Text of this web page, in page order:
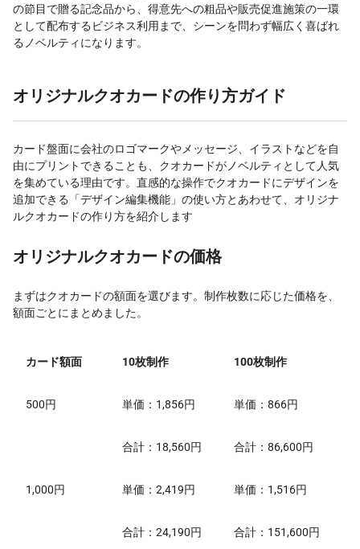
の節目で贈る記念品から、得意先への粗品や販売促進施策の一環
として配布するビジネス利用まで、シーンを問わず幅広く喜ばれ
るノベルティになります。
オリジナルクオカードの作り方ガイド
カード盤面に会社のロゴマークやメッセージ、イラストなどを自
由にプリントできることも、クオカードがノベルティとして人気
を集めている理由です。直感的な操作でクオカードにデザインを
追加できる「デザイン編集機能」の使い方とあわせて、オリジナ
ルクオカードの作り方を紹介します
オリジナルクオカードの価格
まずはクオカードの額面を選びます。制作枚数に応じた価格を、
額面ごとにまとめました。
カード額面 10枚制作 100枚制作
500円 単価：1,856円 単価：866円
合計：18,560円 合計：86,600円
1,000円 単価：2,419円 単価：1,516円
合計：24,190円 合計：151,600円